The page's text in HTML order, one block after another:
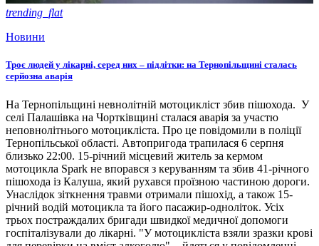
trending_flat
Новини
Троє людей у лікарні, серед них – підлітки: на Тернопільщині сталась
серйозна аварія
На Тернопільщині невнолітній мотоцикліст збив пішохода. У
селі Палашівка на Чортківщині сталася аварія за участю
неповнолітнього мотоцикліста. Про це повідомили в поліції
Тернопільської області. Автопригода трапилася 6 серпня
близько 22:00. 15-річний місцевий житель за кермом
мотоцикла Spark не впорався з керуванням та збив 41-річного
пішохода із Калуша, який рухався проїзною частиною дороги.
Унаслідок зіткнення травми отримали пішохід, а також 15-
річний водій мотоцикла та його пасажир-одноліток. Усіх
трьох постраждалих бригади швидкої медичної допомоги
госпіталізували до лікарні. "У мотоцикліста взяли зразки крові